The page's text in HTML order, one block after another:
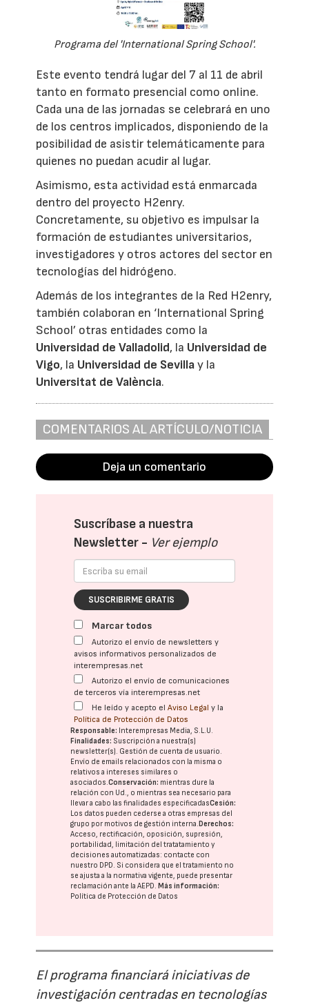
Programa del 'International Spring School'.
Este evento tendrá lugar del 7 al 11 de abril
tanto en formato presencial como online.
Cada una de las jornadas se celebrará en uno
de los centros implicados, disponiendo de la
posibilidad de asistir telemáticamente para
quienes no puedan acudir al lugar.
Asimismo, esta actividad está enmarcada
dentro del proyecto H2enry.
Concretamente, su objetivo es impulsar la
formación de estudiantes universitarios,
investigadores y otros actores del sector en
tecnologías del hidrógeno.
Además de los integrantes de la Red H2enry,
también colaboran en ‘International Spring
School’ otras entidades como la
Universidad de Valladolid, la Universidad de
Vigo, la Universidad de Sevillay la
Universitat de València.
COMENTARIOS AL ARTÍCULO/NOTICIA
Deja un comentario
Suscríbase a nuestra
Newsletter - Ver ejemplo
SUSCRIBIRME GRATIS
Marcar todos
Autorizo el envío de newsletters y
avisos informativos personalizados de
interempresas.net
Autorizo el envío de comunicaciones
de terceros vía interempresas.net
He leído y acepto elAviso Legal y la
Política de Protección de Datos
Responsable: Interempresas Media, S.L.U.
Finalidades: Suscripción a nuestra(s)
newsletter(s). Gestión de cuenta de usuario.
Envío de emails relacionados con la misma o
relativos a intereses similares o
asociados.Conservación: mientras dure la
relación con Ud., o mientras sea necesario para
llevar a cabo las finalidades especificadasCesión:
Los datos pueden cederse a otras empresas del
grupo por motivos de gestión interna. Derechos:
Acceso, rectificación, oposición, supresión,
portabilidad, limitación del tratatamiento y
decisiones automatizadas: contacte con
nuestro DPD. Si considera que el tratamiento no
se ajusta a la normativa vigente, puede presentar
reclamación ante laAEPD. Más información:
Política de Protección de Datos
El programa financiará iniciativas de
investigación centradas en tecnologías